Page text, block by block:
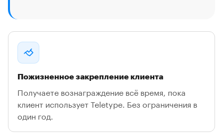
Пожизненное закрепление клиента
Получаете вознаграждение всё время, пока
клиент использует Teletype. Без ограничения в
один год.